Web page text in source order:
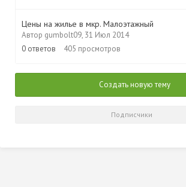
Цены на жилье в мкр. Малоэтажный
Автор gumbolt09, 31 Июл 2014
0 ответов 405 просмотров
Создать новую тему
Подписчики